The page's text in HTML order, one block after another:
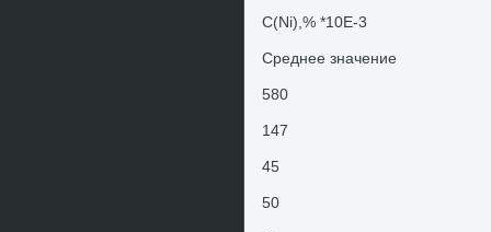
C(Ni),% *10E-3
Среднее значение
580
147
45
50